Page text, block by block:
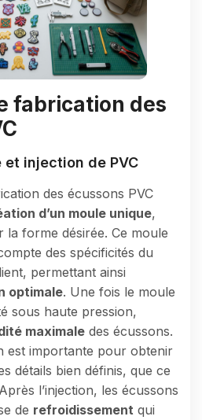
fabrication des
et injection de PVC
des écussons PVC
d’un moule unique,
la forme désirée. Ce moule
des spécificités du
permettant ainsi
optimale. Une fois le moule
sous haute pression,
maximale des écussons.
est importante pour obtenir
détails bien définis, que ce
l’injection, les écussons
de refroidissement qui